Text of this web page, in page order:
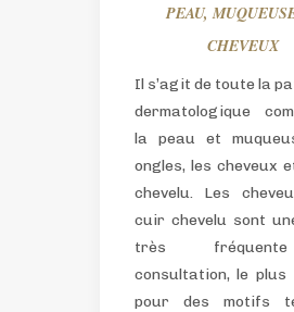
PEAU,
CHEVEUX
Il s’agit de toute la
dermatologique
la peau et
ongles, les cheveux
chevelu. Les
cuir chevelu sont
très
consultation, le plus
pour des motifs